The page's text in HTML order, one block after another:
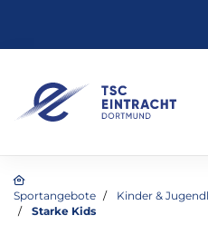
Sportangebote Kinder &
Starke Kids